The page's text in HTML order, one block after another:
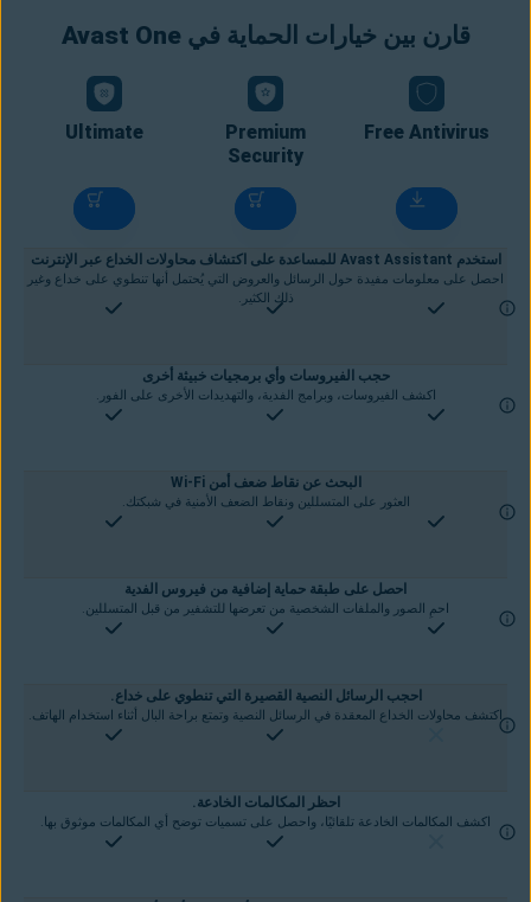
قارن بين خيارات الحماية في Avast One
Free Antivirus
Premium
Security
Ultimate
استخدم Avast Assistant للمساعدة على اكتشاف محاولات الخداع عبر الإنترنت
احصل على معلومات مفيدة حول الرسائل والعروض التي يُحتمل أنها تنطوي على خداع وغير
ذلك الكثير.
حجب الفيروسات وأي برمجيات خبيثة أخرى
اكشف الفيروسات، وبرامج الفدية، والتهديدات الأخرى على الفور.
البحث عن نقاط ضعف أمن Wi-Fi
العثور على المتسللين ونقاط الضعف الأمنية في شبكتك.
احصل على طبقة حماية إضافية من فيروس الفدية
احمِ الصور والملفات الشخصية من تعرضها للتشفير من قبل المتسللين.
احجب الرسائل النصية القصيرة التي تنطوي على خداع.
اكتشف محاولات الخداع المعقدة في الرسائل النصية وتمتع براحة البال أثناء استخدام الهاتف.
احظر المكالمات الخادعة.
اكشف المكالمات الخادعة تلقائيًا، واحصل على تسميات توضح أي المكالمات موثوق بها.